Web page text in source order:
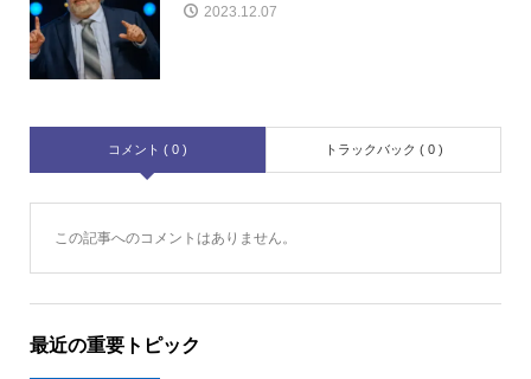
2023.12.07
コメント ( 0 ) トラックバック ( 0 )
この記事へのコメントはありません。
最近の重要トピック